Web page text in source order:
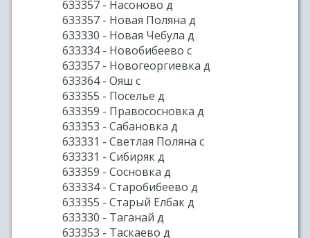
633357 - Насоново д
633357 - Новая Поляна д
633330 - Новая Чебула д
633334 - Новобибеево с
633357 - Новогеоргиевка д
633364 - Ояш с
633355 - Поселье д
633359 - Правососновка д
633353 - Сабановка д
633331 - Светлая Поляна с
633331 - Сибиряк д
633359 - Сосновка д
633334 - Старобибеево д
633355 - Старый Елбак д
633330 - Таганай д
633353 - Таскаево д